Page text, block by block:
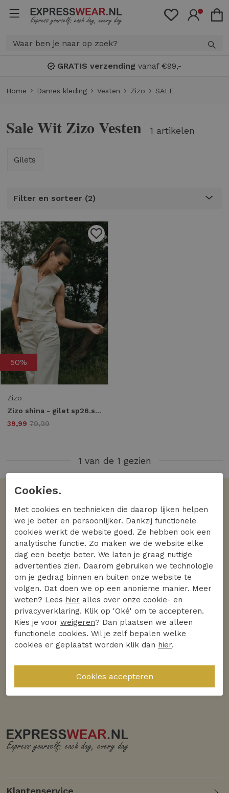
GRATIS verzending vanaf €99,-
Home Dames kleding Vesten Zizo SALE
Sale Wit Zizo Vesten 1 artikelen
Gilets
Filter en sorteer 2
1/2
50%
Zizo
Zizo shina - gilet sp26.shin.514 Gilets offwhite
39,99 79,99
1 van de 1 gezien
Volgens jullie
De favoriete merken
Bekijk alle merken
Helena Hart Studio Anneloes
Klantenservice
Cookies.
Met cookies en technieken die daarop lijken helpen
we je beter en persoonlijker. Dankzij functionele
cookies werkt de website goed. Ze hebben ook een
analytische functie. Zo maken we de website elke
dag een beetje beter. We laten je graag nuttige
advertenties zien. Daarom gebruiken we technologie
om je gedrag binnen en buiten onze website te
volgen. Dat doen we op een anonieme manier. Meer
weten? Lees hier alles over onze cookie- en
privacyverklaring. Klik op 'Oké' om te accepteren.
Kies je voor weigeren? Dan plaatsen we alleen
functionele cookies. Wil je zelf bepalen welke
cookies er geplaatst worden klik dan hier.